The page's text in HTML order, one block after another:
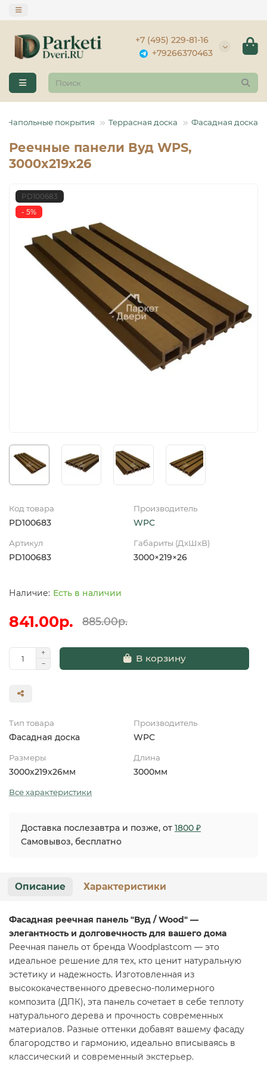
+7 (495) 229-81-16
+79266370463
Напольные покрытия Террасная доска Фасадная доска
Реечные панели Вуд WPS,
3000x219x26
PD100683
- 5%
Код товара
PD100683
Производитель
WPC
Артикул
PD100683
Габариты (ДхШхВ)
3000×219×26
Есть в наличии
841.00р. 885.00р.
В корзину
Тип товара
Фасадная доска
Производитель
WPC
Размеры
3000x219x26мм
Длина
3000мм
Все характеристики
Доставка послезавтра и позже, от 1800 ₽
Самовывоз, бесплатно
Описание Характеристики
Фасадная реечная панель "Вуд / Wood" —
элегантность и долговечность для вашего дома
Реечная панель от бренда Woodplastcom — это
идеальное решение для тех, кто ценит натуральную
эстетику и надежность. Изготовленная из
высококачественного древесно-полимерного
композита (ДПК), эта панель сочетает в себе теплоту
натурального дерева и прочность современных
материалов. Разные оттенки добавят вашему фасаду
благородство и гармонию, идеально вписываясь в
классический и современный экстерьер.